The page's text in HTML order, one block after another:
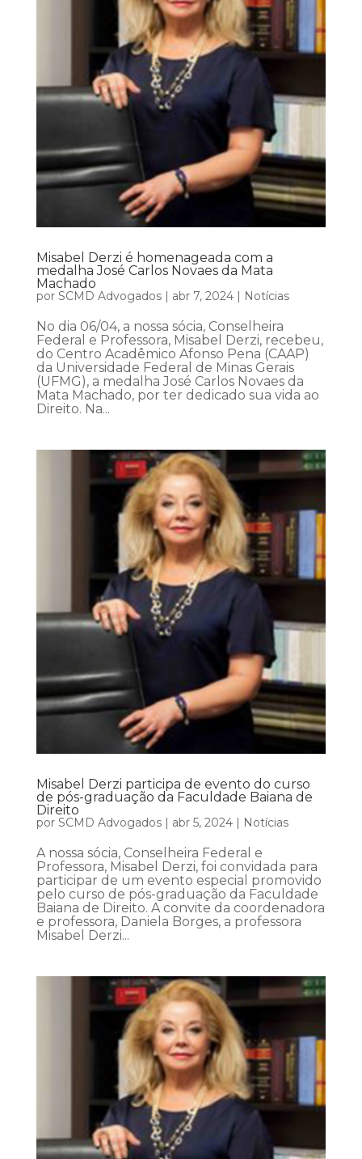
Misabel Derzi é homenageada com a
medalha José Carlos Novaes da Mata
Machado
por SCMD Advogados| abr 7, 2024| Notícias
No dia 06/04, a nossa sócia, Conselheira
Federal e Professora, Misabel Derzi, recebeu,
do Centro Acadêmico Afonso Pena (CAAP)
da Universidade Federal de Minas Gerais
(UFMG), a medalha José Carlos Novaes da
Mata Machado, por ter dedicado sua vida ao
Direito. Na...
Misabel Derzi participa de evento do curso
de pós-graduação da Faculdade Baiana de
Direito
por SCMD Advogados| abr 5, 2024| Notícias
A nossa sócia, Conselheira Federal e
Professora, Misabel Derzi, foi convidada para
participar de um evento especial promovido
pelo curso de pós-graduação da Faculdade
Baiana de Direito. A convite da coordenadora
e professora, Daniela Borges, a professora
Misabel Derzi...